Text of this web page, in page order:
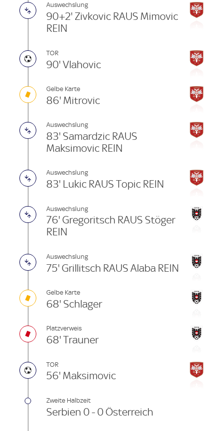
Auswechslung
90+2' Zivkovic RAUS Mimovic
REIN
TOR
90' Vlahovic
Gelbe Karte
86' Mitrovic
Auswechslung
83' Samardzic RAUS
Maksimovic REIN
Auswechslung
83' Lukic RAUS Topic REIN
Auswechslung
76' Gregoritsch RAUS Stöger
REIN
Auswechslung
75' Grillitsch RAUS Alaba REIN
Gelbe Karte
68' Schlager
Platzverweis
68' Trauner
TOR
56' Maksimovic
Zweite Halbzeit
Serbien 0 - 0 Österreich